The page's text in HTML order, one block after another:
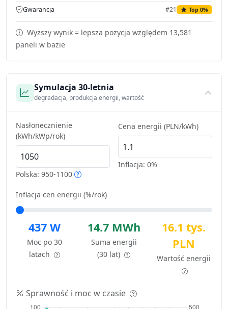
Gwarancja #21 Top 0%
Wyższy wynik = lepsza pozycja względem 13,581
paneli w bazie
Symulacja 30-letnia
degradacja, produkcja energii, wartość
Nasłonecznienie
(kWh/kWp/rok)
Polska: 950-1100
Cena energii (PLN/kWh)
Inflacja: 0%
Inflacja cen energii (%/rok)
437 W
Moc po 30
latach
14.7 MWh
Suma energii
(30 lat)
16.1 tys.
PLN
Wartość energii
Sprawność i moc w czasie